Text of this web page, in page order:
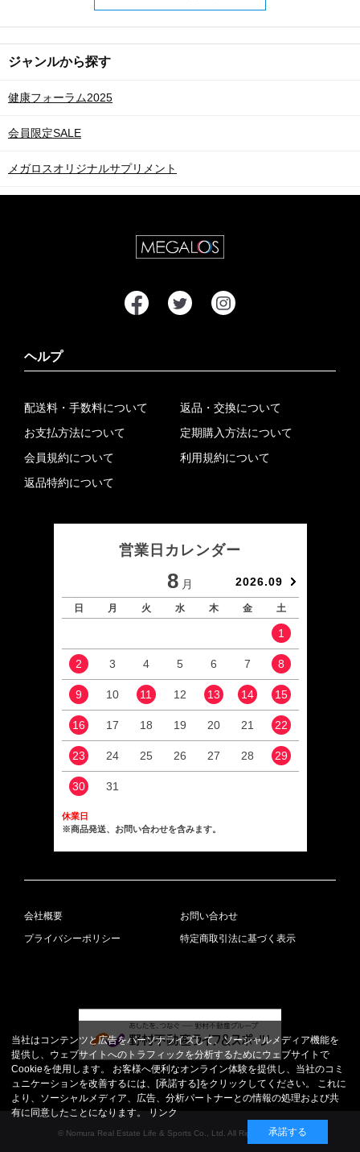
ジャンルから探す
健康フォーラム2025
会員限定SALE
メガロスオリジナルサプリメント
ヘルプ
配送料・手数料について
お支払方法について
会員規約について
返品特約について
返品・交換について
定期購入方法について
利用規約について
営業日カレンダー
8 月 2026.09
日 月 火 水 木 金 土
1
2 3 4 5 6 7 8
9 10 11 12 13 14 15
16 17 18 19 20 21 22
23 24 25 26 27 28 29
30 31
休業日
※商品発送、お問い合わせを含みます。
会社概要
お問い合わせ
プライバシーポリシー
特定商取引法に基づく表示
© Nomura Real Estate Life & Sports Co., Ltd. All Rights Reserved.
当社はコンテンツと広告をパーソナライズして、ソーシャルメディア機能を
提供し、ウェブサイトへのトラフィックを分析するためにウェブサイトで
Cookieを使用します。 お客様へ便利なオンライン体験を提供し、当社のコミ
ュニケーションを改善するには、[承諾する]をクリックしてください。 これに
より、ソーシャルメディア、広告、分析パートナーとの情報の処理および共
有に同意したことになります。
リンク
承諾する